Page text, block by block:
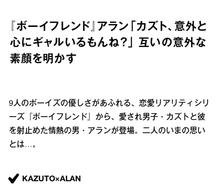
『ボーイフレンド』アラン「カズト、意外と
心にギャルいるもんね？」 互いの意外な
素顔を明かす
9人のボーイズの優しさがあふれる、恋愛リアリティシリ
ーズ『ボーイフレンド』から、愛され男子・カズトと彼
を射止めた情熱の男・アランが登場。二人のいまの思い
とは…。
KAZUTO×ALAN